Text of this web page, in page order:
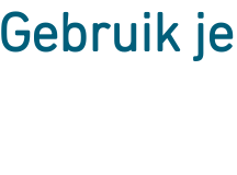
Gebruik